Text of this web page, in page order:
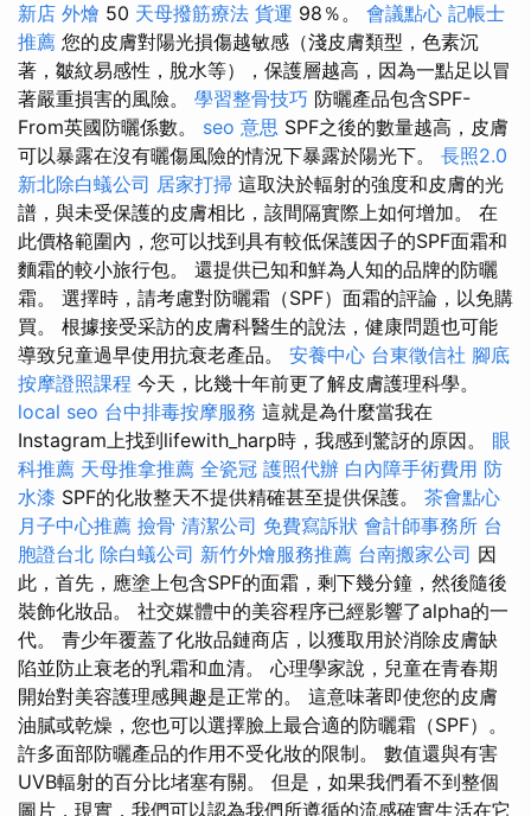
新店 外燴 50 天母撥筋療法 貨運 98％。 會議點心 記帳士
推薦 您的皮膚對陽光損傷越敏感（淺皮膚類型，色素沉
著，皺紋易感性，脫水等），保護層越高，因為一點足以冒
著嚴重損害的風險。 學習整骨技巧 防曬產品包含SPF-
From英國防曬係數。 seo 意思 SPF之後的數量越高，皮膚
可以暴露在沒有曬傷風險的情況下暴露於陽光下。 長照2.0
新北除白蟻公司 居家打掃 這取決於輻射的強度和皮膚的光
譜，與未受保護的皮膚相比，該間隔實際上如何增加。 在
此價格範圍內，您可以找到具有較低保護因子的SPF面霜和
麵霜的較小旅行包。 還提供已知和鮮為人知的品牌的防曬
霜。 選擇時，請考慮對防曬霜（SPF）面霜的評論，以免購
買。 根據接受采訪的皮膚科醫生的說法，健康問題也可能
導致兒童過早使用抗衰老產品。 安養中心 台東徵信社 腳底
按摩證照課程 今天，比幾十年前更了解皮膚護理科學。
local seo 台中排毒按摩服務 這就是為什麼當我在
Instagram上找到lifewith_harp時，我感到驚訝的原因。 眼
科推薦 天母推拿推薦 全瓷冠 護照代辦 白內障手術費用 防
水漆 SPF的化妝整天不提供精確甚至提供保護。 茶會點心
月子中心推薦 撿骨 清潔公司 免費寫訴狀 會計師事務所 台
胞證台北 除白蟻公司 新竹外燴服務推薦 台南搬家公司 因
此，首先，應塗上包含SPF的面霜，剩下幾分鐘，然後隨後
裝飾化妝品。 社交媒體中的美容程序已經影響了alpha的一
代。 青少年覆蓋了化妝品鏈商店，以獲取用於消除皮膚缺
陷並防止衰老的乳霜和血清。 心理學家說，兒童在青春期
開始對美容護理感興趣是正常的。 這意味著即使您的皮膚
油膩或乾燥，您也可以選擇臉上最合適的防曬霜（SPF）。
許多面部防曬產品的作用不受化妝的限制。 數值還與有害
UVB輻射的百分比堵塞有關。 但是，如果我們看不到整個
圖片，現實，我們可以認為我們所遵循的流感確實生活在它